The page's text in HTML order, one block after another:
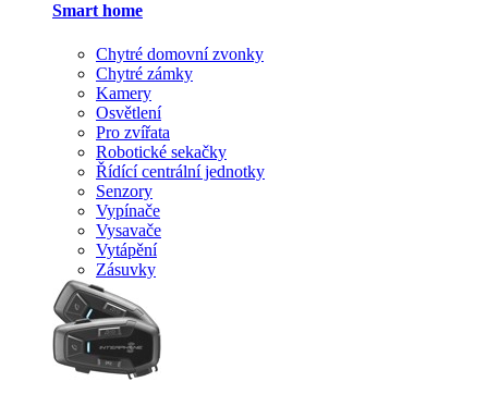
Smart home
Chytré domovní zvonky
Chytré zámky
Kamery
Osvětlení
Pro zvířata
Robotické sekačky
Řídící centrální jednotky
Senzory
Vypínače
Vysavače
Vytápění
Zásuvky